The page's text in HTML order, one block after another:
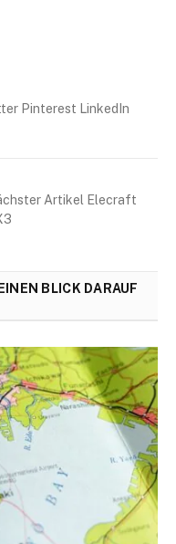
Pinterest LinkedIn
Artikel Elecraft
BLICK DARAUF